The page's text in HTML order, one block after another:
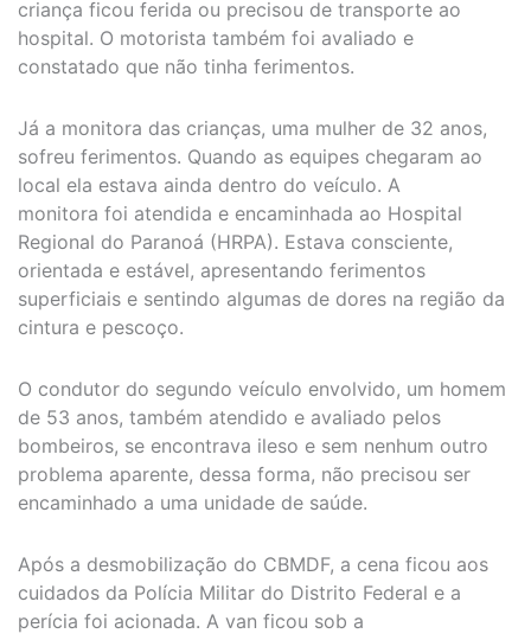
criança ficou ferida ou precisou de transporte ao
hospital. O motorista também foi avaliado e
constatado que não tinha ferimentos.
Já a monitora das crianças, uma mulher de 32 anos,
sofreu ferimentos. Quando as equipes chegaram ao
local ela estava ainda dentro do veículo. A
monitora foi atendida e encaminhada ao Hospital
Regional do Paranoá (HRPA). Estava consciente,
orientada e estável, apresentando ferimentos
superficiais e sentindo algumas de dores na região da
cintura e pescoço.
O condutor do segundo veículo envolvido, um homem
de 53 anos, também atendido e avaliado pelos
bombeiros, se encontrava ileso e sem nenhum outro
problema aparente, dessa forma, não precisou ser
encaminhado a uma unidade de saúde.
Após a desmobilização do CBMDF, a cena ficou aos
cuidados da Polícia Militar do Distrito Federal e a
perícia foi acionada. A van ficou sob a